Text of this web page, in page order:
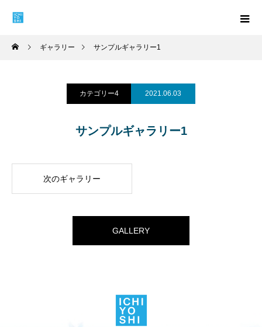
ギャラリー サンプルギャラリー1
カテゴリー4 2021.06.03
サンプルギャラリー1
次のギャラリー
GALLERY